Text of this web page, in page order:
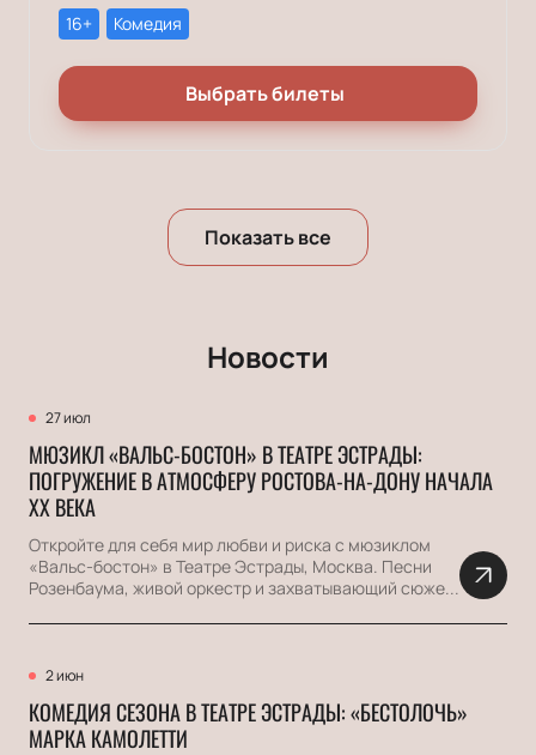
16+ Комедия
Выбрать билеты
Показать все
Новости
27 июл
МЮЗИКЛ «ВАЛЬС-БОСТОН» В ТЕАТРЕ ЭСТРАДЫ:
ПОГРУЖЕНИЕ В АТМОСФЕРУ РОСТОВА-НА-ДОНУ НАЧАЛА
ХХ ВЕКА
Откройте для себя мир любви и риска с мюзиклом
«Вальс-бостон» в Театре Эстрады, Москва. Песни
Розенбаума, живой оркестр и захватывающий сюже...
2 июн
КОМЕДИЯ СЕЗОНА В ТЕАТРЕ ЭСТРАДЫ: «БЕСТОЛОЧЬ»
МАРКА КАМОЛЕТТИ